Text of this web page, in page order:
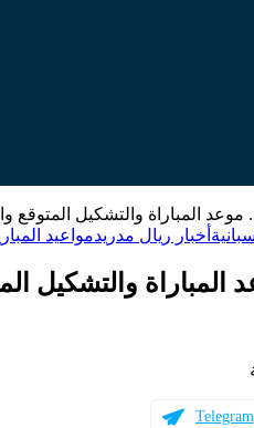
موعد المباراة والتشكيل المتوقع
أخبار ريال مدريدمواعيد
والتشكيل
Telegram